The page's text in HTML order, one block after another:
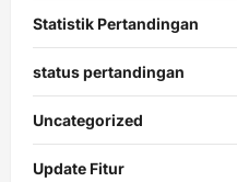
Statistik Pertandingan
status pertandingan
Uncategorized
Update Fitur